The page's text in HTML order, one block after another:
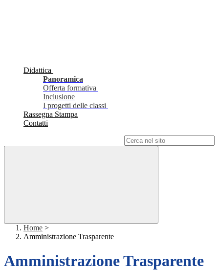
Didattica
Panoramica
Offerta formativa
Inclusione
I progetti delle classi
Rassegna Stampa
Contatti
Home >
Amministrazione Trasparente
Amministrazione Trasparente